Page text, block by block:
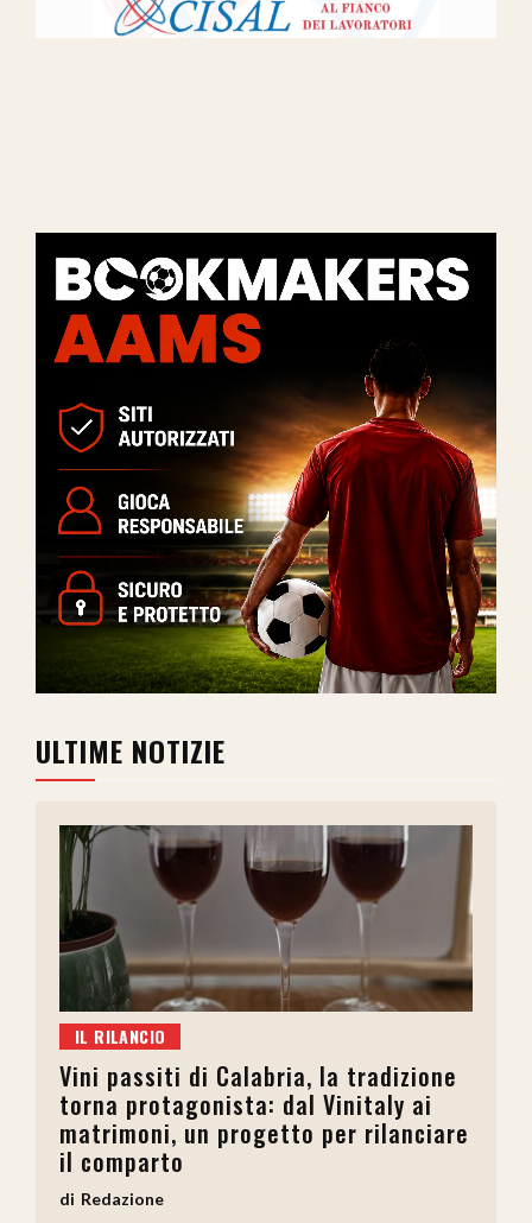
ULTIME NOTIZIE
IL RILANCIO
Vini passiti di Calabria, la tradizione
torna protagonista: dal Vinitaly ai
matrimoni, un progetto per rilanciare
il comparto
Redazione